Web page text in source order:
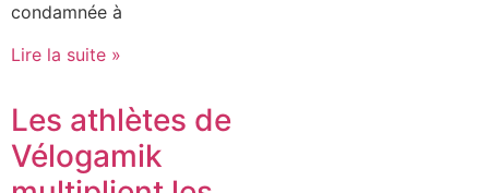
condamnée à
Lire la suite »
Les athlètes de
Vélogamik